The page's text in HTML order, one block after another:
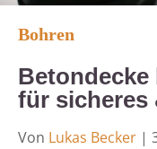
Bohren
für sicheres
Von Lukas Becker |